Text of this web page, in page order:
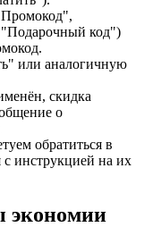
код")
или аналогичную
скидка
о
обратиться в
инструкцией на их
экономии